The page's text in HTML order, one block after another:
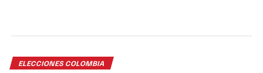
ELECCIONES COLOMBIA